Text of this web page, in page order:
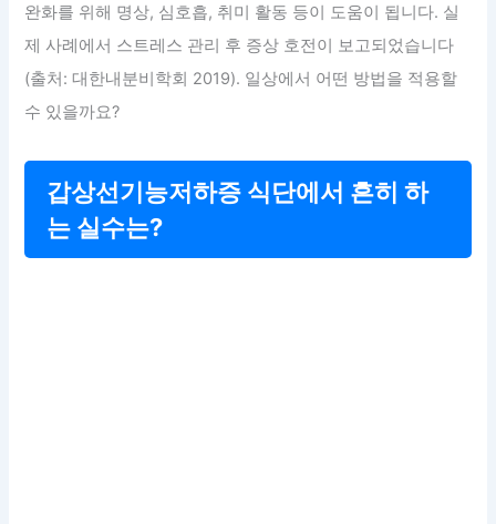
완화를 위해 명상, 심호흡, 취미 활동 등이 도움이 됩니다. 실
제 사례에서 스트레스 관리 후 증상 호전이 보고되었습니다
(출처: 대한내분비학회 2019). 일상에서 어떤 방법을 적용할
수 있을까요?
갑상선기능저하증 식단에서 흔히 하
는 실수는?